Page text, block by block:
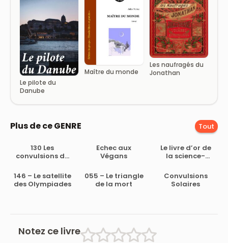
Le pilote du
Danube
Maître du monde
Les naufragés du
Jonathan
Plus de ce GENRE Tout
130 Les
convulsions du
Echec aux
Végans
Le livre d’or de
la science-
146 – Le satellite
des Olympiades
055 – Le triangle
de la mort
Convulsions
Solaires
Notez ce livre